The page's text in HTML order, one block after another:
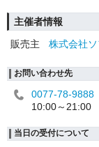
主催者情報
販売主
株式会社
お問い合わせ先
0077-78-9888
10:00～21:00
当日の受付について